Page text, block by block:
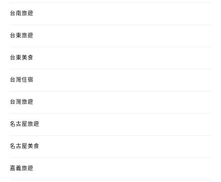
台南旅遊
台東旅遊
台東美食
台灣住宿
台灣旅遊
名古屋旅遊
名古屋美食
嘉義旅遊